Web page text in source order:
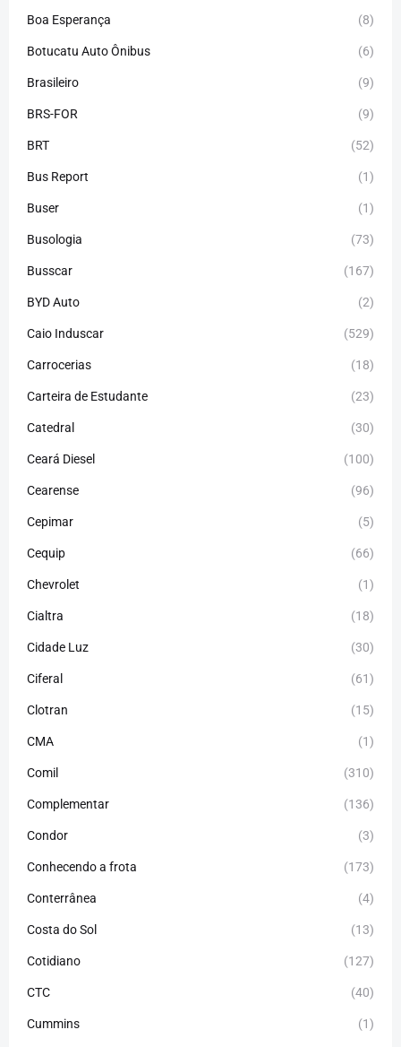
Boa Esperança (8)
Botucatu Auto Ônibus (6)
Brasileiro (9)
BRS-FOR (9)
BRT (52)
Bus Report (1)
Buser (1)
Busologia (73)
Busscar (167)
BYD Auto (2)
Caio Induscar (529)
Carrocerias (18)
Carteira de Estudante (23)
Catedral (30)
Ceará Diesel (100)
Cearense (96)
Cepimar (5)
Cequip (66)
Chevrolet (1)
Cialtra (18)
Cidade Luz (30)
Ciferal (61)
Clotran (15)
CMA (1)
Comil (310)
Complementar (136)
Condor (3)
Conhecendo a frota (173)
Conterrânea (4)
Costa do Sol (13)
Cotidiano (127)
CTC (40)
Cummins (1)